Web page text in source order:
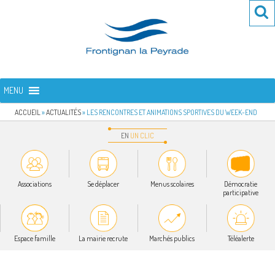
FRONTIGNAN LA PEYRADE
MENU
ACCUEIL »ACTUALITÉS» LES RENCONTRES ET ANIMATIONS SPORTIVES DU WEEK-END
EN UN CLIC
Associations Se déplacer Menus scolaires
Démocratie
participative
Espace famille La mairie recrute Marchés publics Téléalerte